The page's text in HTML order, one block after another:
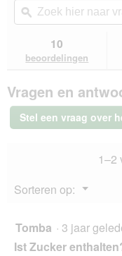
de
Beoordelingen
van
s
in
g
hier
naar
antwoorden
ϙ
10
beoordelingen
Vragen en
Stel een vraag over
1–2
Sorteren op:
▼
Menu
Tomba · 3 jaar
Ist Zucker